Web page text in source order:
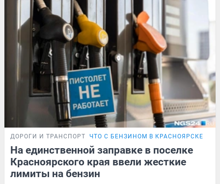
ДОРОГИ И ТРАНСПОРТ ЧТО С БЕНЗИНОМ В КРАСНОЯРСКЕ
На единственной заправке в поселке
Красноярского края ввели жесткие
лимиты на бензин